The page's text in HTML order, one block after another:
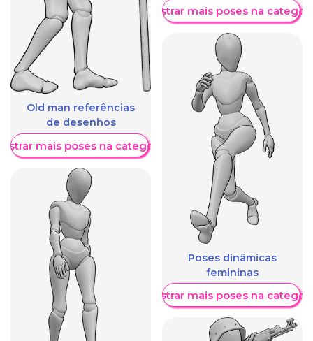
Old man referências
de desenhos
mais poses na categoria
Mostrar mais poses na
Poses dinâmicas
femininas
Mostrar mais poses na